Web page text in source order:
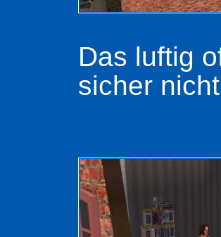
Das luftig
sicher